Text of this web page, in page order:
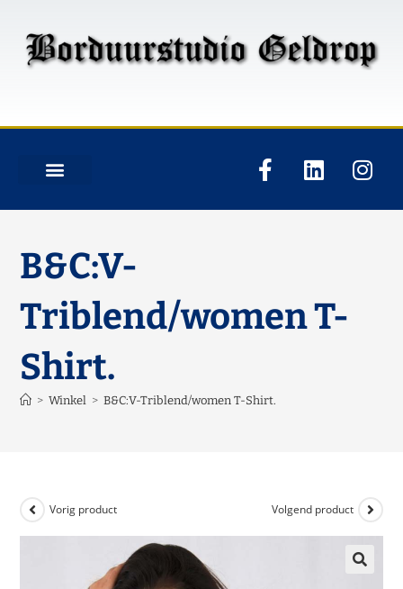
B&C:V-
Triblend/women T-
Shirt.
> Winkel > B&C:V-Triblend/women T-Shirt.
Vorig product Volgend product